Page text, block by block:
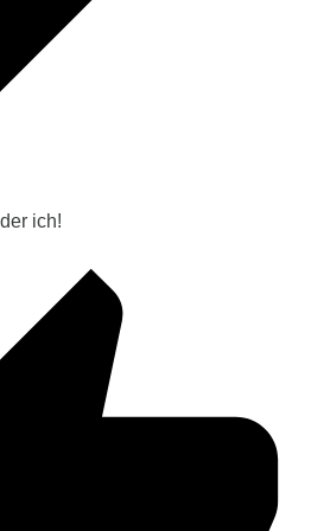
ich!